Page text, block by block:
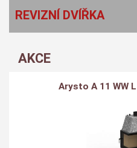
REVIZNÍ DVÍŘKA
AKCE
Arysto A 11 WW